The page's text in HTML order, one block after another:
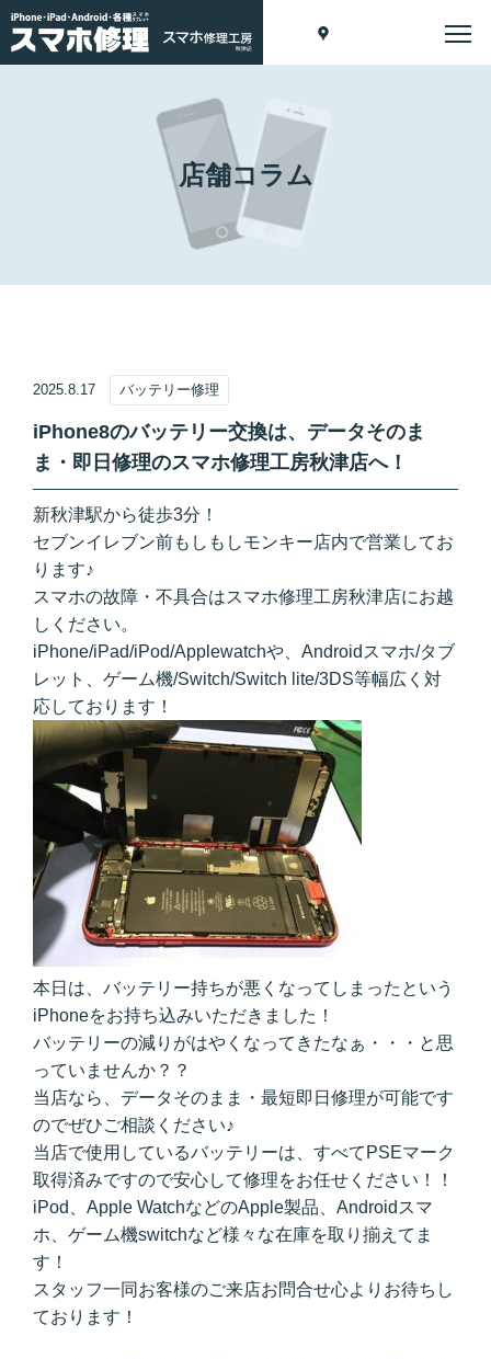
店舗コラム
2025.8.17 バッテリー修理
iPhone8のバッテリー交換は、データそのま
ま・即日修理のスマホ修理工房秋津店へ！
新秋津駅から徒歩3分！
セブンイレブン前もしもしモンキー店内で営業してお
ります♪
スマホの故障・不具合はスマホ修理工房秋津店にお越
しください。
iPhone/iPad/iPod/Applewatchや、Androidスマホ/タブ
レット、ゲーム機/Switch/Switch lite/3DS等幅広く対
応しております！
本日は、バッテリー持ちが悪くなってしまったという
iPhoneをお持ち込みいただきました！
バッテリーの減りがはやくなってきたなぁ・・・と思
っていませんか？？
当店なら、データそのまま・最短即日修理が可能です
のでぜひご相談ください♪
当店で使用しているバッテリーは、すべてPSEマーク
取得済みですので安心して修理をお任せください！！
iPod、Apple WatchなどのApple製品、Androidスマ
ホ、ゲーム機switchなど様々な在庫を取り揃えてま
す！
スタッフ一同お客様のご来店お問合せ心よりお待ちし
ております！